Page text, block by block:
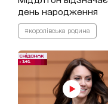
день народження
#королівська родина